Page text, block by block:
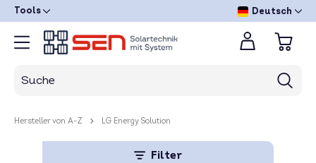
Tools Deutsch
Hersteller von A-Z LG Energy Solution
Filter